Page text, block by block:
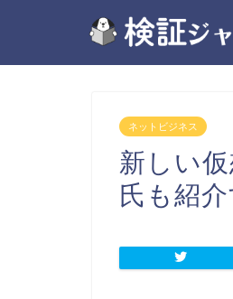
ネットビジネス
新しい
氏も紹